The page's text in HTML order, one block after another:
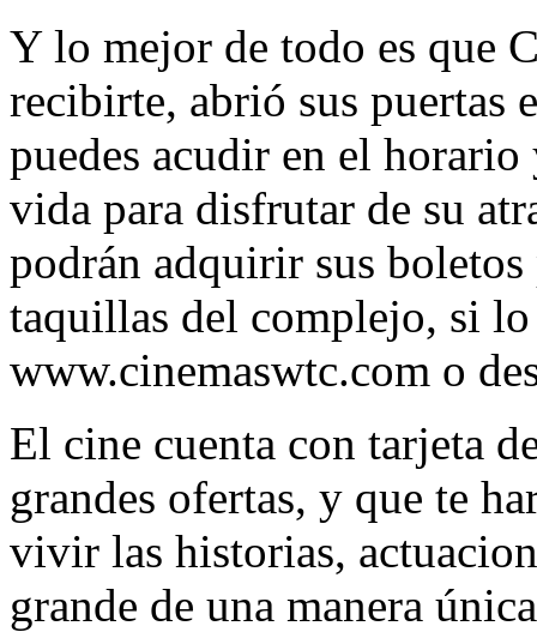
Y lo mejor de todo es que
recibirte, abrió sus puertas
puedes acudir en el horario
vida para disfrutar de su
podrán adquirir sus
taquillas del complejo, si
www.cinemaswtc.com o
El cine cuenta con tarjeta
grandes ofertas, y que te
vivir las historias,
grande de una manera